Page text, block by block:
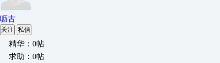
呖古
关注 私信
精华：0帖
求助：0帖